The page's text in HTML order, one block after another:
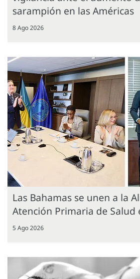
sarampión en las Américas
8 Ago 2026
Las Bahamas se unen a la
Atención Primaria de Salud
5 Ago 2026